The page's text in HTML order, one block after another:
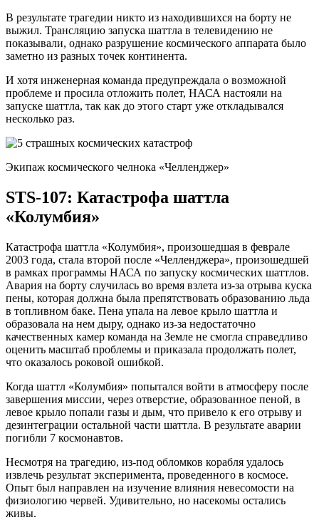
В результате трагедии никто из находившихся на борту не
выжил. Трансляцию запуска шаттла в телевидению не
показывали, однако разрушение космического аппарата было
заметно из разных точек континента.
И хотя инженерная команда предупреждала о возможной
проблеме и просила отложить полет, НАСА настояли на
запуске шаттла, так как до этого старт уже откладывался
несколько раз.
Экипаж космического челнока «Челленджер»
STS-107: Катастрофа шаттла
«Колумбия»
Катастрофа шаттла «Колумбия», произошедшая в феврале
2003 года, стала второй после «Челленджера», произошедшей
в рамках программы НАСА по запуску космических шаттлов.
Авария на борту случилась во время взлета из-за отрыва куска
пены, которая должна была препятствовать образованию льда
в топливном баке. Пена упала на левое крыло шаттла и
образовала на нем дыру, однако из-за недостаточно
качественных камер команда на Земле не смогла справедливо
оценить масштаб проблемы и приказала продолжать полет,
что оказалось роковой ошибкой.
Когда шаттл «Колумбия» попытался войти в атмосферу после
завершения миссии, через отверстие, образованное пеной, в
левое крыло попали газы и дым, что привело к его отрыву и
дезинтеграции остальной части шаттла. В результате аварии
погибли 7 космонавтов.
Несмотря на трагедию, из-под обломков корабля удалось
извлечь результат эксперимента, проведенного в космосе.
Опыт был направлен на изучение влияния невесомости на
физиологию червей. Удивительно, но насекомы остались
живы.